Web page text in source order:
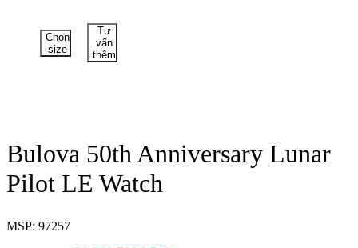
Chọn
size
Tư
vấn
thêm
Bulova 50th Anniversary Lunar
Pilot LE Watch
MSP: 97257